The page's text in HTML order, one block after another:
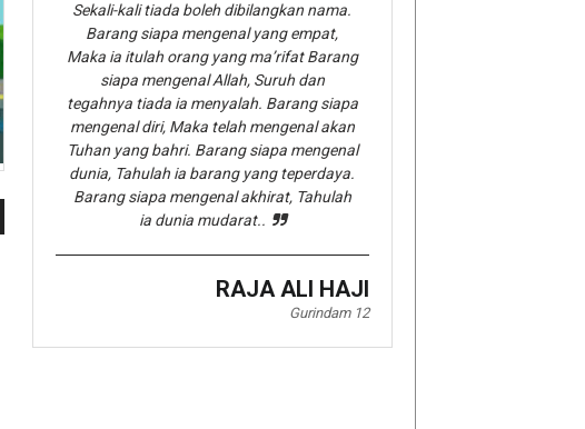
Sekali-kali tiada boleh dibilangkan nama.
Barang siapa mengenal yang empat,
Maka ia itulah orang yang ma’rifat Barang
siapa mengenal Allah, Suruh dan
tegahnya tiada ia menyalah. Barang siapa
mengenal diri, Maka telah mengenal akan
Tuhan yang bahri. Barang siapa mengenal
dunia, Tahulah ia barang yang teperdaya.
Barang siapa mengenal akhirat, Tahulah
ia dunia mudarat..
RAJA ALI HAJI
Gurindam 12